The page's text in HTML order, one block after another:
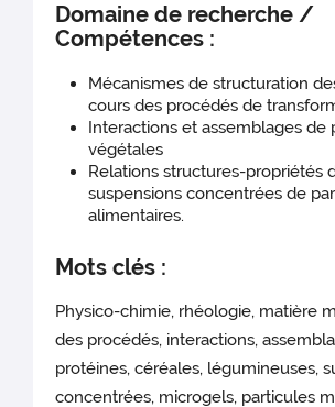
Domaine de recherche /
Compétences :
Mécanismes de structuration
cours des procédés de
Interactions et assemblages de
végétales
Relations structures-propriétés
suspensions concentrées de
alimentaires.
Mots clés :
Physico-chimie, rhéologie, matière
des procédés, interactions,
protéines, céréales, légumineuses,
concentrées, microgels, particules